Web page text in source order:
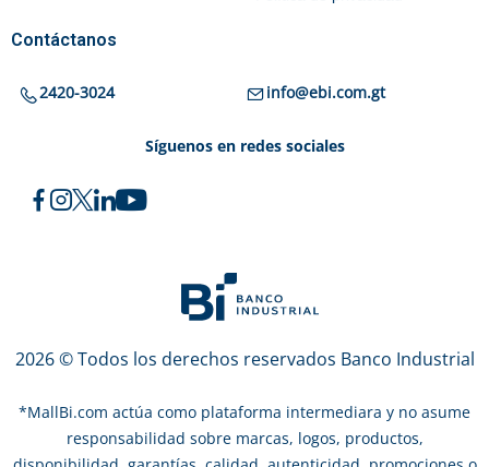
Contáctanos
2420-3024 info@ebi.com.gt
Síguenos en redes sociales
2026 © Todos los derechos reservados Banco Industrial
*MallBi.com actúa como plataforma intermediara y no asume
responsabilidad sobre marcas, logos, productos,